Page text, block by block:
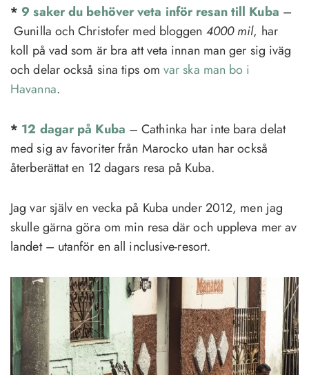
* 9 saker du behöver veta inför resan till Kuba –
Gunilla och Christofer med bloggen 4000 mil, har
koll på vad som är bra att veta innan man ger sig iväg
och delar också sina tips om var ska man bo i
Havanna.
* 12 dagar på Kuba – Cathinka har inte bara delat
med sig av favoriter från Marocko utan har också
återberättat en 12 dagars resa på Kuba.
Jag var själv en vecka på Kuba under 2012, men jag
skulle gärna göra om min resa där och uppleva mer av
landet – utanför en all inclusive-resort.